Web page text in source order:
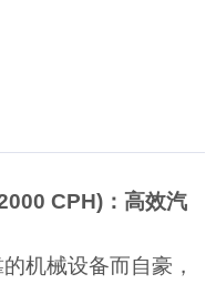
CPH)：高效汽
机械设备而自豪，